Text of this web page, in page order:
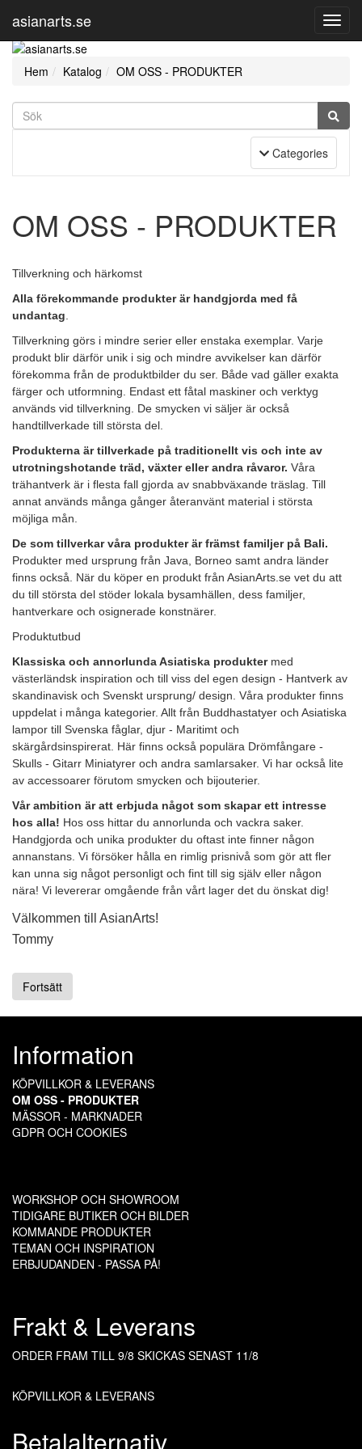
asianarts.se
Hem Katalog OM OSS - PRODUKTER
Toggle Navigation
Categories
OM OSS - PRODUKTER
Tillverkning och härkomst
Alla förekommande produkter är handgjorda med få
undantag
Tillverkning görs i mindre serier eller enstaka exemplar. Varje
produkt blir därför unik i sig och mindre avvikelser kan därför
förekomma från de produktbilder du ser. Både vad gäller exakta
färger och utformning. Endast ett fåtal maskiner och verktyg
används vid tillverkning. De smycken vi säljer är också
handtillverkade till största del.
Produkterna är tillverkade på traditionellt vis och inte av
utrotningshotande träd, växter eller andra råvaror. Våra
trähantverk är i flesta fall gjorda av snabbväxande träslag. Till
annat används många gånger återanvänt material i största
möjliga mån.
De som tillverkar våra produkter är främst familjer på Bali.
Produkter med ursprung från Java, Borneo samt andra länder
finns också. När du köper en produkt från AsianArts.se vet du att
du till största del stöder lokala bysamhällen, dess familjer,
hantverkare och osignerade konstnärer.
Produktutbud
Klassiska och annorlunda Asiatiska produkter med
västerländsk inspiration och till viss del egen design - Hantverk av
skandinavisk och Svenskt ursprung/ design. Våra produkter finns
uppdelat i många kategorier. Allt från Buddhastatyer och Asiatiska
lampor till Svenska fåglar, djur - Maritimt och
skärgårdsinspirerat. Här finns också populära Drömfångare -
Skulls - Gitarr Miniatyrer och andra samlarsaker. Vi har också lite
av accessoarer förutom smycken och bijouterier.
Vår ambition är att erbjuda något som skapar ett intresse
hos alla! Hos oss hittar du annorlunda och vackra saker.
Handgjorda och unika produkter du oftast inte finner någon
annanstans. Vi försöker hålla en rimlig prisnivå som gör att fler
kan unna sig något personligt och fint till sig själv eller någon
nära! Vi levererar omgående från vårt lager det du önskat dig!
Välkommen till AsianArts!
Tommy
Fortsätt
Information
KÖPVILLKOR & LEVERANS
OM OSS - PRODUKTER
MÄSSOR - MARKNADER
GDPR OCH COOKIES
WORKSHOP OCH SHOWROOM
TIDIGARE BUTIKER OCH BILDER
KOMMANDE PRODUKTER
TEMAN OCH INSPIRATION
ERBJUDANDEN - PASSA PÅ!
Frakt & Leverans
ORDER FRAM TILL 9/8 SKICKAS SENAST 11/8
KÖPVILLKOR & LEVERANS
Betalalternativ